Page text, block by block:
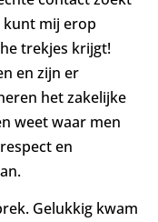
kunt mij erop
trekjes krijgt!
en zijn er
het zakelijke
weet waar men
en
Gelukkig kwam